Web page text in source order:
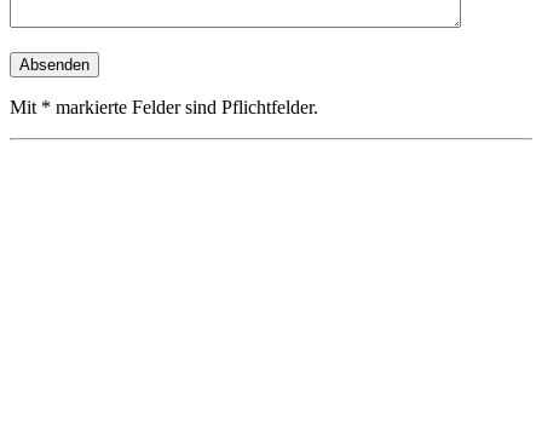
Mit * markierte Felder sind Pflichtfelder.